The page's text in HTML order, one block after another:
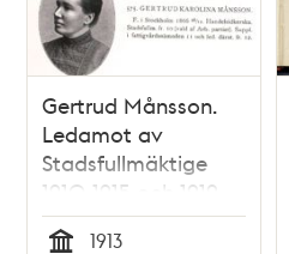
Gertrud Månsson.
Ledamot av
Stadsfullmäktige
1910-1915 och 1919-
1931
1913